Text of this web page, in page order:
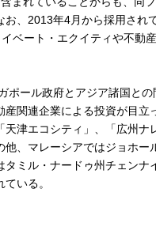
、2013年4月から採用され
ベート・エクイティや不動
ポール政府とアジア諸国と
関連企業による投資が目立
津エコシティ」、「広州ナ
、マレーシアではジョホー
ミル・ナードゥ州チェンナ
いる。